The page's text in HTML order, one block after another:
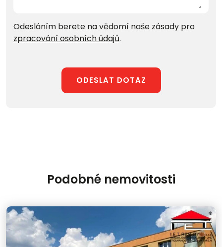
Odesláním berete na vědomí naše zásady pro
zpracování osobních údajů.
ODESLAT DOTAZ
Podobné nemovitosti